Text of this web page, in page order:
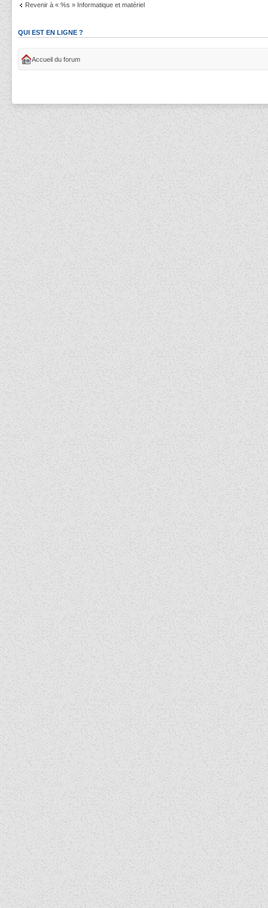
Revenir à « %s » Informatique et matériel
QUI EST EN LIGNE ?
Accueil du forum